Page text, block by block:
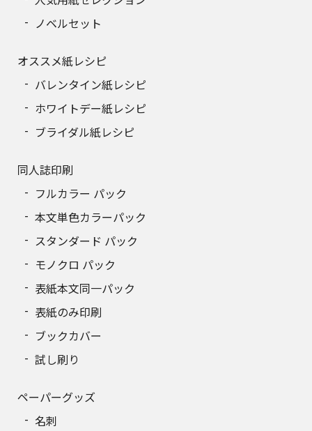
ノベルセット
オススメ紙レシピ
バレンタイン紙レシピ
ホワイトデー紙レシピ
ブライダル紙レシピ
同人誌印刷
フルカラー パック
本文単色カラーパック
スタンダード パック
モノクロ パック
表紙本文同一パック
表紙のみ印刷
ブックカバー
試し刷り
ペーパーグッズ
名刺